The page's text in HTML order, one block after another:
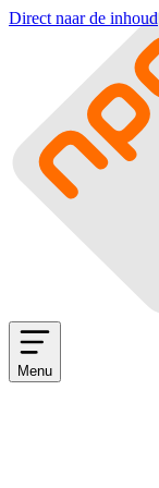
Direct naar de inhoud
Menu